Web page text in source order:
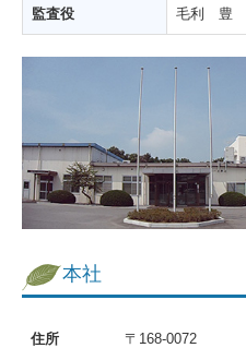
つくば研究所
沿革
中途採用情報 ＜営業担当
中途採用情報 ＜試験責任
監査役 毛利 豊
本社
住所
〒168-0072